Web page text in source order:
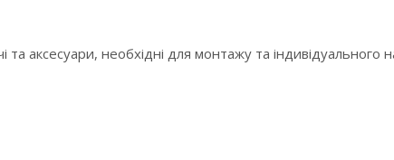
аксесуари, необхідні для монтажу та індивідуального